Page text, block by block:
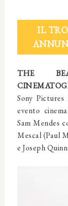
IL
THE
Sony
evento
Sam Mendes
Mescal (Paul
e Joseph